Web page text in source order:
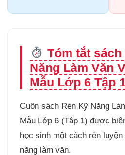
Tóm tắt sách
Năng Làm Văn
Mẫu Lớp 6 Tập
Cuốn sách Rèn Kỹ Năng
Mẫu Lớp 6 (Tập 1) được
học sinh một cách rèn
năng làm văn.